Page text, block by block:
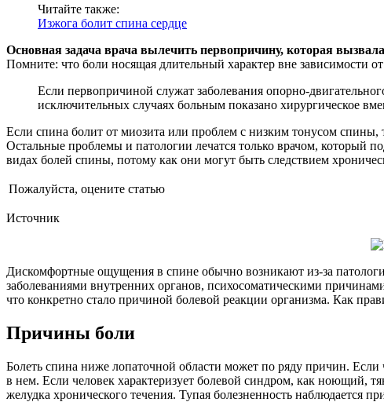
Читайте также:
Изжога болит спина сердце
Основная задача врача вылечить первопричину, которая вызвала
Помните: что боли носящая длительный характер вне зависимости
Если первопричиной служат заболевания опорно-
исключительных случаях больным показано хирургическое
Если спина болит от миозита или проблем с низким тонусом спины,
Остальные проблемы и патологии лечатся только врачом, который
видах болей спины, потому как они могут быть следствием
Пожалуйста, оцените статью
Источник
Дискомфортные ощущения в спине обычно возникают из-за
заболеваниями внутренних органов, психосоматическими
что конкретно стало причиной болевой реакции организма. Как
Причины боли
Болеть спина ниже лопаточной области может по ряду причин.
в нем. Если человек характеризует болевой синдром, как ноющий,
желудка хронического течения. Тупая болезненность наблюдается